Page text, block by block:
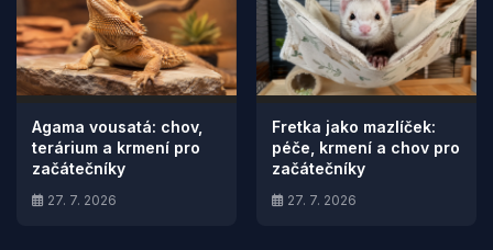
Agama vousatá: chov,
terárium a krmení pro
začátečníky
27. 7. 2026
Fretka jako mazlíček:
péče, krmení a chov pro
začátečníky
27. 7. 2026